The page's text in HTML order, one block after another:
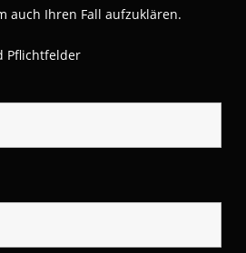
auch Ihren Fall aufzuklären.
Pflichtfelder